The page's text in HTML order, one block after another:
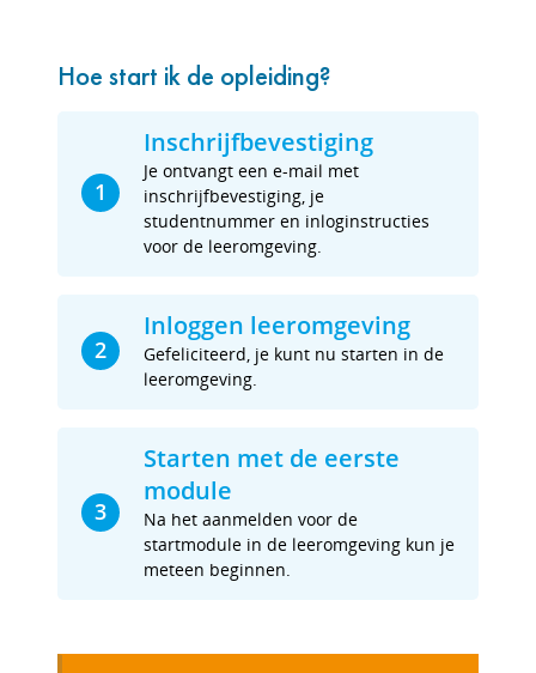
Hoe start ik de opleiding?
1
Inschrijfbevestiging
Je ontvangt een e-mail met
inschrijfbevestiging, je
studentnummer en inloginstructies
voor de leeromgeving.
2
Inloggen leeromgeving
Gefeliciteerd, je kunt nu starten in de
leeromgeving.
3
Starten met de eerste
module
Na het aanmelden voor de
startmodule in de leeromgeving kun je
meteen beginnen.